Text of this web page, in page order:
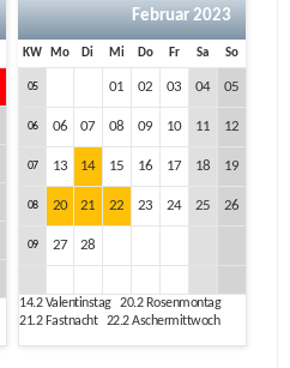
Februar 2023
KW Mo Di Mi Do Fr Sa So
05 01 02 03 04 05
06 06 07 08 09 10 11 12
07 13 14 15 16 17 18 19
08 20 21 22 23 24 25 26
09 27 28
14.2Valentinstag 20.2Rosenmontag
21.2Fastnacht 22.2Aschermittwoch